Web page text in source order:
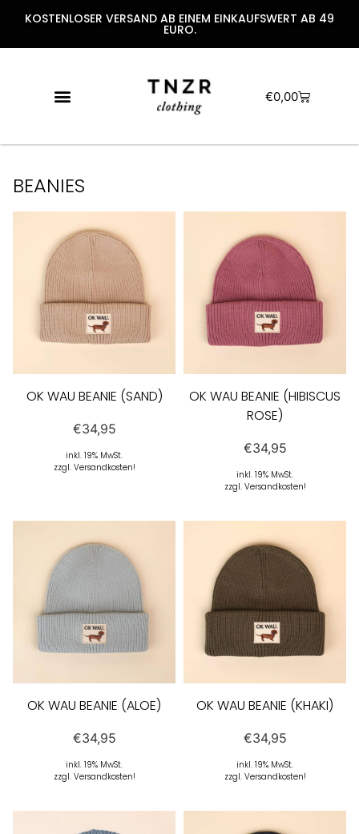
KOSTENLOSER VERSAND AB EINEM EINKAUFSWERT AB 49
EURO.
€0,00
BEANIES
OK WAU BEANIE (SAND)
€34,95
inkl. 19% MwSt.
zzgl. Versandkosten!
OK WAU BEANIE (HIBISCUS
ROSE)
€34,95
inkl. 19% MwSt.
zzgl. Versandkosten!
OK WAU BEANIE (ALOE)
€34,95
inkl. 19% MwSt.
zzgl. Versandkosten!
OK WAU BEANIE (KHAKI)
€34,95
inkl. 19% MwSt.
zzgl. Versandkosten!